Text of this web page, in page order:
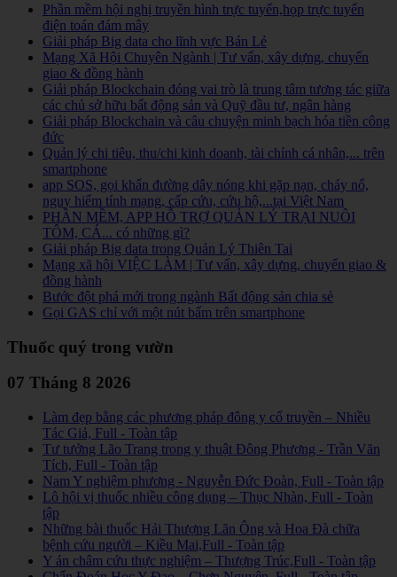
Phần mềm hội nghị truyền hình trực tuyến,họp trực tuyến
điện toán đám mây
Giải pháp Big data cho lĩnh vực Bán Lẻ
Mạng Xã Hội Chuyên Ngành | Tư vấn, xây dựng, chuyển
giao & đồng hành
Giải pháp Blockchain đóng vai trò là trung tâm tương tác giữa
các chủ sở hữu bất động sản và Quỹ đầu tư, ngân hàng
Giải pháp Blockchain và câu chuyện minh bạch hóa tiền công
đức
Quản lý chi tiêu, thu/chi kinh doanh, tài chính cá nhân,... trên
smartphone
app SOS, gọi khẩn đường dây nóng khi gặp nạn, cháy nổ,
nguy hiểm tính mạng, cấp cứu, cứu hộ,...tại Việt Nam
PHẦN MỀM, APP HỖ TRỢ QUẢN LÝ TRẠI NUÔI
TÔM, CÁ... có những gì?
Giải pháp Big data trong Quản Lý Thiên Tai
Mạng xã hội VIỆC LÀM | Tư vấn, xây dựng, chuyển giao &
đồng hành
Bước đột phá mới trong ngành Bất động sản chia sẻ
Gọi GAS chỉ với một nút bấm trên smartphone
Thuốc quý trong vườn
07 Tháng 8 2026
Làm đẹp bằng các phương pháp đông y cổ truyền – Nhiều
Tác Giả, Full - Toàn tập
Tư tưởng Lão Trang trong y thuật Đông Phương - Trần Văn
Tích, Full - Toàn tập
Nam Y nghiệm phương - Nguyễn Đức Đoàn, Full - Toàn tập
Lô hội vị thuốc nhiều công dụng – Thục Nhàn, Full - Toàn
tập
Những bài thuốc Hải Thượng Lãn Ông và Hoa Đà chữa
bệnh cứu người – Kiều Mai,Full - Toàn tập
Y án châm cứu thực nghiệm – Thượng Trúc,Full - Toàn tập